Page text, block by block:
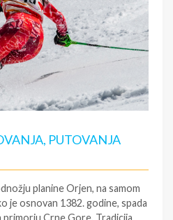
PUTOVANJA
planine Orjen, na samom
je osnovan 1382. godine, spada
primorju Crne Gore. Tradicija